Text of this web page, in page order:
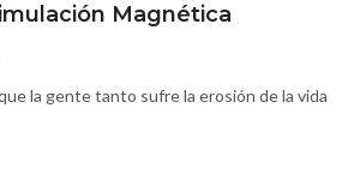
Magnética
la gente tanto sufre la erosión de la vida